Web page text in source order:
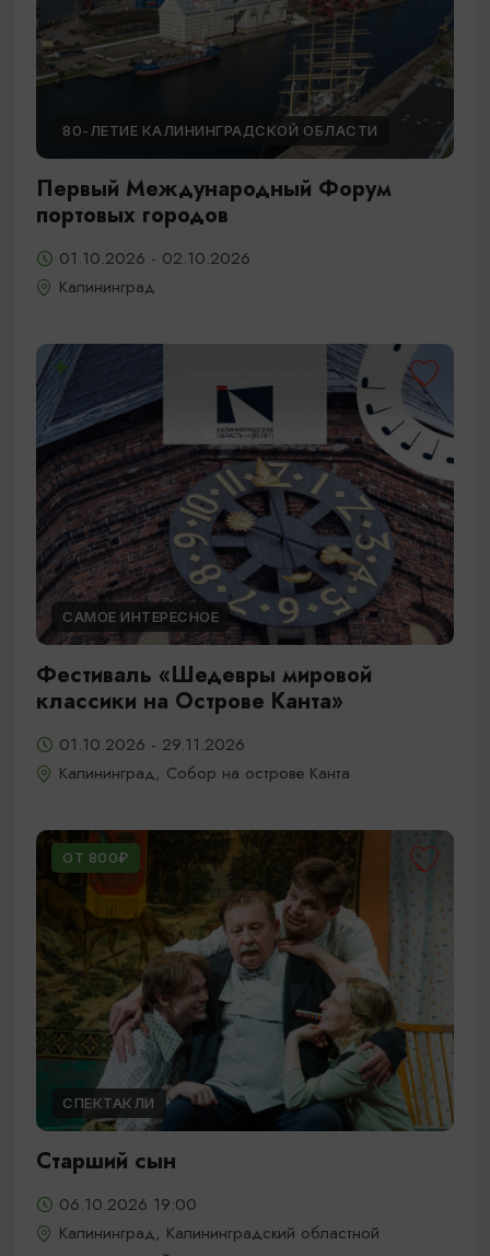
80-ЛЕТИЕ КАЛИНИНГРАДСКОЙ ОБЛАСТИ
Первый Международный Форум
портовых городов
01.10.2026 - 02.10.2026
Калининград
САМОЕ ИНТЕРЕСНОЕ
Фестиваль «Шедевры мировой
классики на Острове Канта»
01.10.2026 - 29.11.2026
Калининград, Собор на острове Канта
ОТ 800₽
СПЕКТАКЛИ
Старший сын
06.10.2026 19:00
Калининград, Калининградский областной